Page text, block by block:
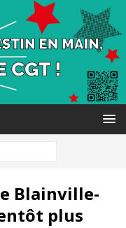
Blainville-
plus